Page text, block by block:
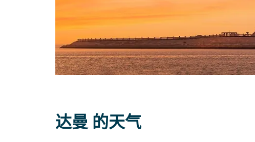
达曼 的天气